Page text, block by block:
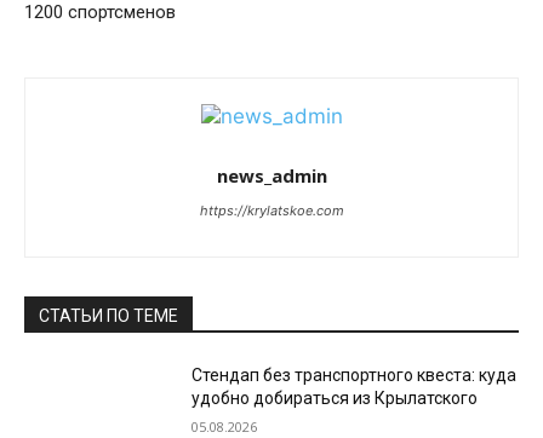
1200 спортсменов
news_admin
https://krylatskoe.com
СТАТЬИ ПО ТЕМЕ
Стендап без транспортного квеста: куда
удобно добираться из Крылатского
05.08.2026